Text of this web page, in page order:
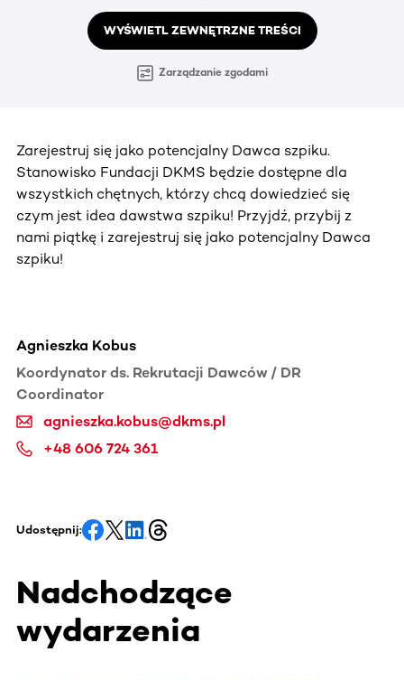
WYŚWIETL ZEWNĘTRZNE TREŚCI
Zarządzanie zgodami
Zarejestruj się jako potencjalny Dawca szpiku.
Stanowisko Fundacji DKMS będzie dostępne dla
wszystkich chętnych, którzy chcą dowiedzieć się
czym jest idea dawstwa szpiku! Przyjdź, przybij z
nami piątkę i zarejestruj się jako potencjalny Dawca
szpiku!
Agnieszka Kobus
Koordynator ds. Rekrutacji Dawców / DR
Coordinator
agnieszka.kobus@dkms.pl
+48 606 724 361
Udostępnij:
Nadchodzące
wydarzenia